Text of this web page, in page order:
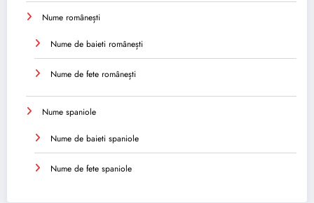
Nume românești
Nume de baieti românești
Nume de fete românești
Nume spaniole
Nume de baieti spaniole
Nume de fete spaniole